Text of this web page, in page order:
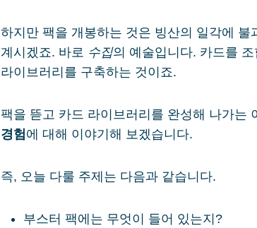
하지만 팩을 개봉하는 것은 빙산의 일각에
계시겠죠. 바로 수집의 예술입니다. 카드를
라이브러리를 구축하는 것이죠.
팩을 뜯고 카드 라이브러리를 완성해 나가는
경험에 대해 이야기해 보겠습니다.
즉, 오늘 다룰 주제는 다음과 같습니다.
부스터 팩에는 무엇이 들어 있는지?